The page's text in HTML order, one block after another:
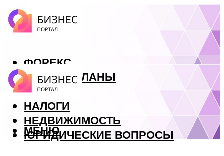
ФОРЕКС
БИЗНЕС ПЛАНЫ
КРЕДИТЫ
НАЛОГИ
НЕДВИЖИМОСТЬ
ЮРИДИЧЕСКИЕ ВОПРОСЫ
МЕНЮ